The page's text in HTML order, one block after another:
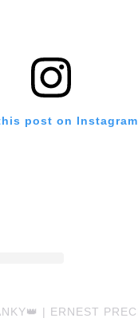
post on Instagram